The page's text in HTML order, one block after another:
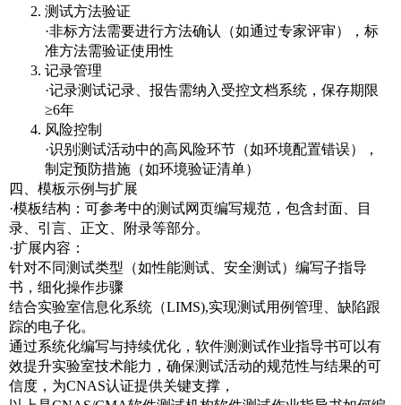
测试方法验证
·非标方法需要进行方法确认（如通过专家评审），标
准方法需验证使用性
记录管理
·记录测试记录、报告需纳入受控文档系统，保存期限
≥6年
风险控制
·识别测试活动中的高风险环节（如环境配置错误），
制定预防措施（如环境验证清单）
四、模板示例与扩展
·模板结构：可参考中的测试网页编写规范，包含封面、目
录、引言、正文、附录等部分。
·扩展内容：
针对不同测试类型（如性能测试、安全测试）编写子指导
书，细化操作步骤
结合实验室信息化系统（LIMS),实现测试用例管理、缺陷跟
踪的电子化。
通过系统化编写与持续优化，软件测测试作业指导书可以有
效提升实验室技术能力，确保测试活动的规范性与结果的可
信度，为CNAS认证提供关键支撑，